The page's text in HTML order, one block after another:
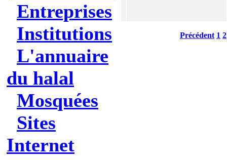
Entreprises
Institutions
L'annuaire
du halal
Mosquées
Sites
Internet
Précédent 1 2